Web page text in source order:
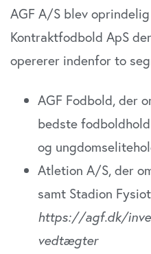
AGF A/S blev
Kontraktfodbold ApS
opererer indenfor to
AGF Fodbold, der
bedste
og
Atletion A/S, der
samt Stadion
https://agf.dk/
vedtægter